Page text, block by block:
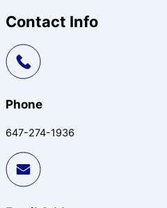
Contact Info
Phone
647-274-1936